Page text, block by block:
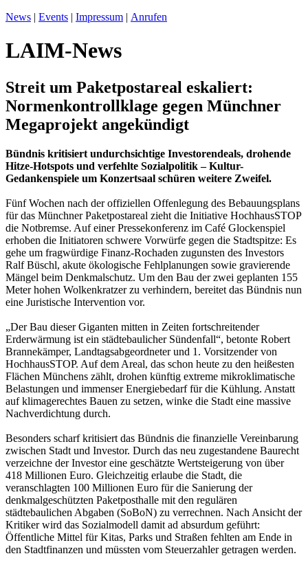
News | Events | Impressum | Anrufen
LAIM-News
Streit um Paketpostareal eskaliert:
Normenkontrollklage gegen Münchner
Megaprojekt angekündigt
Bündnis kritisiert undurchsichtige Investorendeals, drohende
Hitze-Hotspots und verfehlte Sozialpolitik – Kultur-
Gedankenspiele um Konzertsaal schüren weitere Zweifel.
Fünf Wochen nach der offiziellen Offenlegung des Bebauungsplans
für das Münchner Paketpostareal zieht die Initiative HochhausSTOP
die Notbremse. Auf einer Pressekonferenz im Café Glockenspiel
erhoben die Initiatoren schwere Vorwürfe gegen die Stadtspitze: Es
gehe um fragwürdige Finanz-Rochaden zugunsten des Investors
Ralf Büschl, akute ökologische Fehlplanungen sowie gravierende
Mängel beim Denkmalschutz. Um den Bau der zwei geplanten 155
Meter hohen Wolkenkratzer zu verhindern, bereitet das Bündnis nun
eine Juristische Intervention vor.
„Der Bau dieser Giganten mitten in Zeiten fortschreitender
Erderwärmung ist ein städtebaulicher Sündenfall“, betonte Robert
Brannekämper, Landtagsabgeordneter und 1. Vorsitzender von
HochhausSTOP. Auf dem Areal, das schon heute zu den heißesten
Flächen Münchens zählt, drohen künftig extreme mikroklimatische
Belastungen und immenser Energiebedarf für die Kühlung. Anstatt
auf klimagerechtes Bauen zu setzen, winke die Stadt eine massive
Nachverdichtung durch.
Besonders scharf kritisiert das Bündnis die finanzielle Vereinbarung
zwischen Stadt und Investor. Durch das neu zugestandene Baurecht
verzeichne der Investor eine geschätzte Wertsteigerung von über
418 Millionen Euro. Gleichzeitig erlaube die Stadt, die
veranschlagten 100 Millionen Euro für die Sanierung der
denkmalgeschützten Paketposthalle mit den regulären
städtebaulichen Abgaben (SoBoN) zu verrechnen. Nach Ansicht der
Kritiker wird das Sozialmodell damit ad absurdum geführt:
Öffentliche Mittel für Kitas, Parks und Straßen fehlten am Ende in
den Stadtfinanzen und müssten vom Steuerzahler getragen werden.